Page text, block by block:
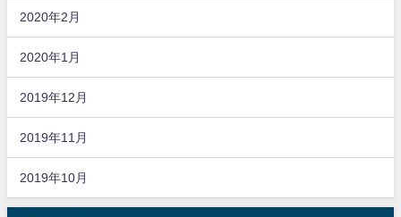
2020年2月
2020年1月
2019年12月
2019年11月
2019年10月